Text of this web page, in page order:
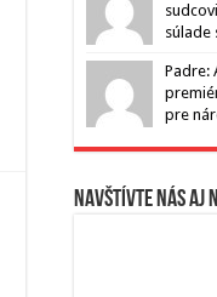
súlade
Padre:
pre
Navštívte nás aj